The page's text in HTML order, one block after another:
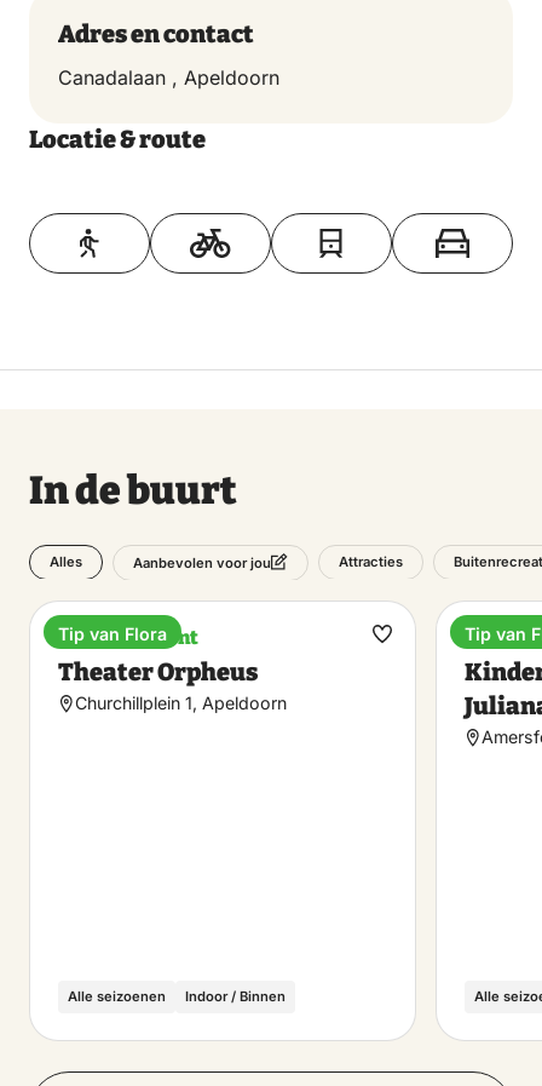
Adres en contact
Canadalaan , Apeldoorn
Locatie & route
Toon op kaart
In de buurt
Alles Aanbevolen voor jou Attracties
Entertainment
Theater Orpheus
Churchillplein 1, Apeldoorn
Alle seizoenen Indoor / Binnen
Tip van Flora
Maak
Alle
Tip van